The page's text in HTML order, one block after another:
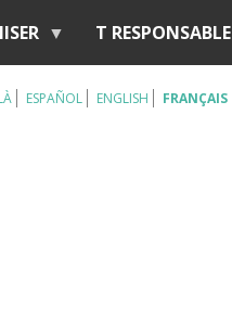
T RESPONSABLE
ESPAÑOL ENGLISH FRANÇAIS